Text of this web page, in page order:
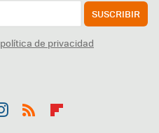
SUSCRIBIR
política de privacidad